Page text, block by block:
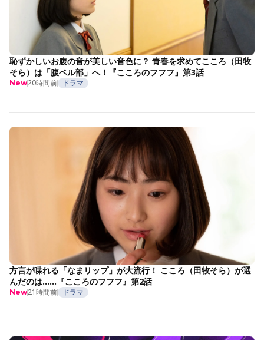
恥ずかしいお腹の音が美しい音色に？ 青春を求めてこころ（田牧
そら）は「腹ベル部」へ！『こころのフフフ』第3話
New20時間前 ドラマ
方言が喋れる「なまリップ」が大流行！ こころ（田牧そら）が選
んだのは……『こころのフフフ』第2話
New21時間前 ドラマ